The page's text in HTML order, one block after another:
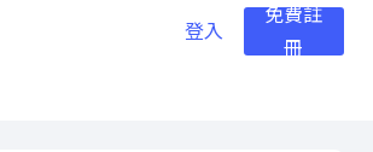
登入
免費註
冊